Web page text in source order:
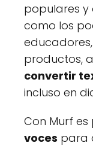
populares y
como los
productos,
convertir
incluso en
Con Murf es
voces para